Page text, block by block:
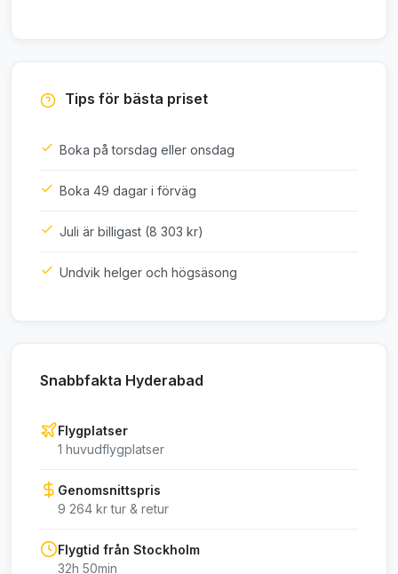
Tips för bästa priset
Boka på torsdag eller onsdag
Boka 49 dagar i förväg
Juli är billigast (8 303 kr)
Undvik helger och högsäsong
Snabbfakta Hyderabad
Flygplatser
1 huvudflygplatser
Genomsnittspris
9 264 kr tur & retur
Flygtid från Stockholm
32h 50min